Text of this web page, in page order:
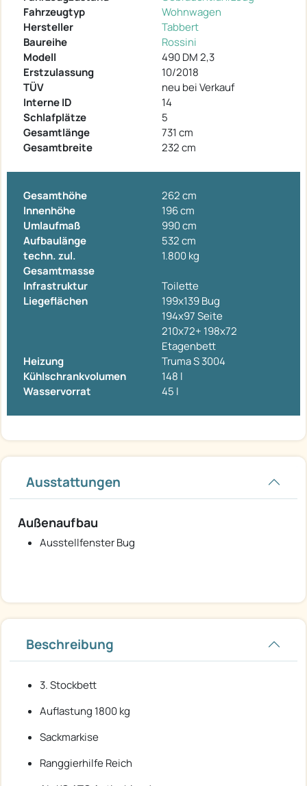
Fahrzeugtyp
Wohnwagen
Hersteller
Tabbert
Baureihe
Rossini
Modell
490 DM 2,3
Erstzulassung
10/2018
TÜV
neu bei Verkauf
Interne ID
14
Schlafplätze
5
Gesamtlänge
731 cm
Gesamtbreite
232 cm
Gesamthöhe
262 cm
Innenhöhe
196 cm
Umlaufmaß
990 cm
Aufbaulänge
532 cm
techn. zul.
Gesamtmasse
1.800 kg
Infrastruktur
Toilette
Liegeflächen
199x139 Bug
194x97 Seite
210x72+ 198x72
Etagenbett
Heizung
Truma S 3004
Kühlschrankvolumen
148 l
Wasservorrat
45 l
Ausstattungen
Außenaufbau
Ausstellfenster Bug
Beschreibung
3. Stockbett
Auflastung 1800 kg
Sackmarkise
Ranggierhilfe Reich